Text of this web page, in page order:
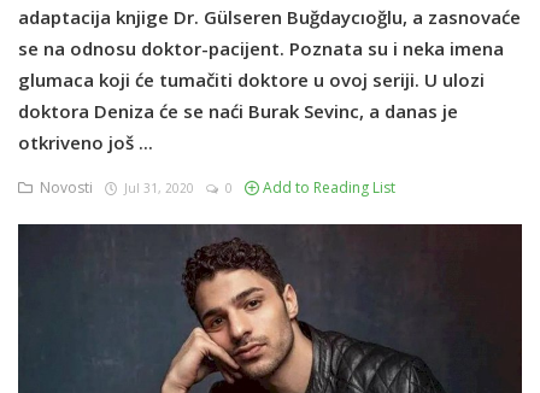
adaptacija knjige Dr. Gülseren Buğdaycıoğlu, a zasnovaće
se na odnosu doktor-pacijent. Poznata su i neka imena
glumaca koji će tumačiti doktore u ovoj seriji. U ulozi
doktora Deniza će se naći Burak Sevinc, a danas je
otkriveno još ...
Novosti Jul 31, 2020 0 Add to Reading List